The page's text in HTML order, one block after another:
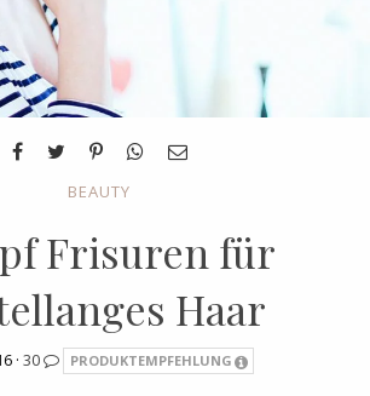
BEAUTY
Frisuren für
Haar
· 30 PRODUKTEMPFEHLUNG